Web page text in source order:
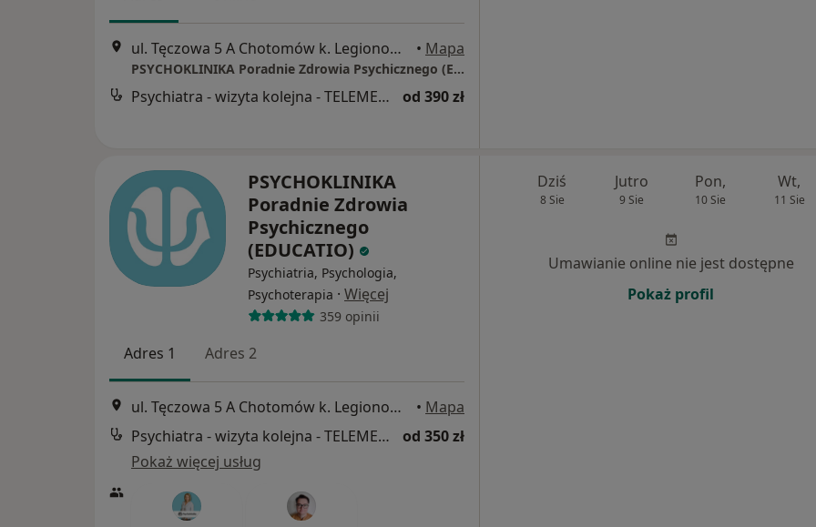
ul. Tęczowa 5 A Chotomów k. Legionowa, Legionowo • Mapa
PSYCHOKLINIKA Poradnie Zdrowia Psychicznego (EDUCATIO)
Psychiatra - wizyta kolejna - TELEMEDYCYNA od 390 zł
PSYCHOKLINIKA
Poradnie Zdrowia
Psychicznego
(EDUCATIO)
Psychiatria, Psychologia,
Psychoterapia · Więcej
359 opinii
Adres 1 Adres 2
ul. Tęczowa 5 A Chotomów k. Legionowa, Legionowo • Mapa
Psychiatra - wizyta kolejna - TELEMEDYCYNA
od 350 zł
Pokaż więcej usług
Dziś
8 Sie
Jutro
9 Sie
Pon,
10 Sie
Wt,
11 Sie
Umawianie online nie jest dostępne
Pokaż profil